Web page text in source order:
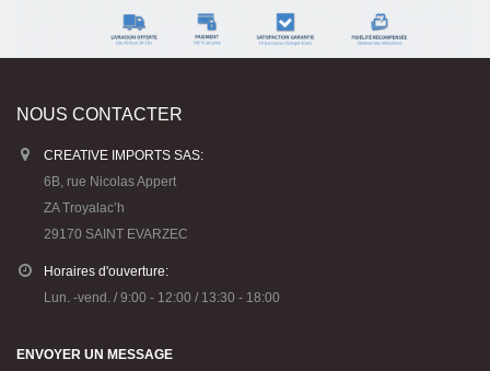
NOUS CONTACTER
CREATIVE IMPORTS SAS:
6B, rue Nicolas Appert
ZA Troyalac’h
29170 SAINT EVARZEC
Horaires d'ouverture:
Lun. -vend. / 9:00 - 12:00 / 13:30 - 18:00
ENVOYER UN MESSAGE